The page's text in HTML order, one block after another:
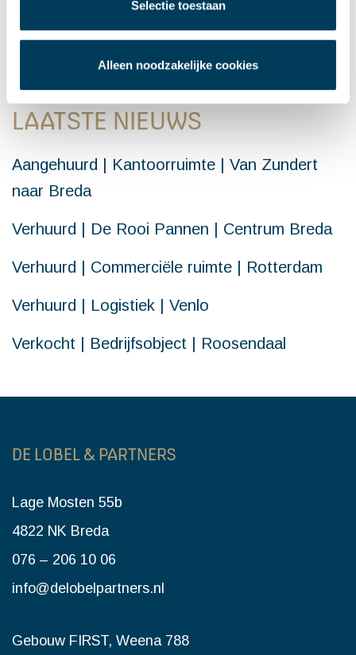
Selectie toestaan
Alleen noodzakelijke cookies
Neem gerust contact op
LAATSTE NIEUWS
Aangehuurd | Kantoorruimte | Van Zundert
naar Breda
Verhuurd | De Rooi Pannen | Centrum Breda
Verhuurd | Commerciële ruimte | Rotterdam
Verhuurd | Logistiek | Venlo
Verkocht | Bedrijfsobject | Roosendaal
DE LOBEL & PARTNERS
Lage Mosten 55b
4822 NK Breda
076 – 206 10 06
info@delobelpartners.nl
Gebouw FIRST, Weena 788